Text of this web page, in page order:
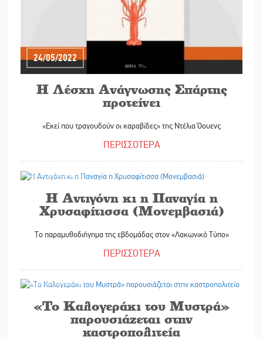
24/05/2022
Η Λέσχη Ανάγνωσης Σπάρτης
προτείνει
«Εκεί που τραγουδούν οι καραβίδες» της Ντέλια Όουενς
ΠΕΡΙΣΣΟΤΕΡΑ
Η Αντιγόνη κι η Παναγία η
Χρυσαφίτισσα (Μονεμβασιά)
Το παραμυθοδιήγημα της εβδομάδας στον «Λακωνικό Τύπο»
ΠΕΡΙΣΣΟΤΕΡΑ
«Το Καλογεράκι του Μυστρά»
παρουσιάζεται στην
καστροπολιτεία